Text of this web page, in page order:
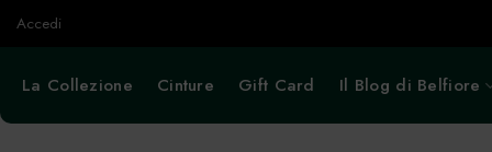
SaltaAccedi
La Collezione Cinture Gift Card Il Blog di Belfiore